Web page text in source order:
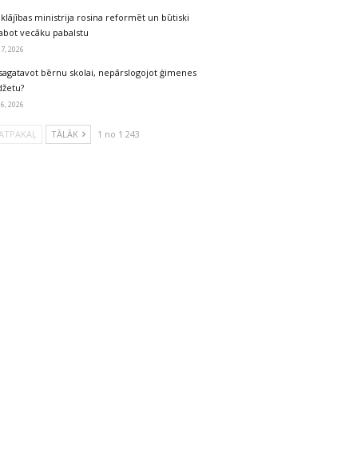
ministrija rosina reformēt un būtiski
vecāku pabalstu
2026
bērnu skolai, nepārslogojot ģimenes
2026
TĀLĀK 1 no 1 243